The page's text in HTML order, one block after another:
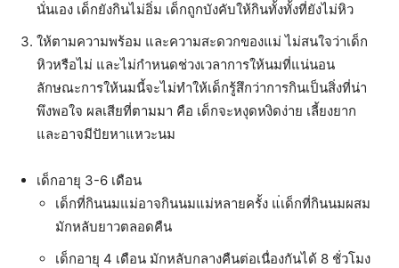
นั่นเอง เด็กยังกินไม่อิ่ม เด็กถูกบังคับให้กินทั้งทั้งที่ยังไม่หิว
ให้ตามความพร้อม และความสะดวกของแม่ ไม่สนใจว่าเด็ก
หิวหรือไม่ และไม่กำหนดช่วงเวลาการให้นมที่แน่นอน
ลักษณะการให้นมนี้จะไม่ทำให้เด็กรู้สึกว่าการกินเป็นสิ่งที่น่า
พึงพอใจ ผลเสียที่ตามมา คือ เด็กจะหงุดหงิดง่าย เลี้ยงยาก
และอาจมีปัยหาแหวะนม
เด็กอายุ 3-6 เดือน
เด็กที่กินนมแม่อาจกินนมแม่หลายครั้ง แ่เด็กที่กินนมผสม
มักหลับยาวตลอดคืน
เด็กอายุ 4 เดือน มักหลับกลางคืนต่อเนื่องกันได้ 8 ชั่วโมง